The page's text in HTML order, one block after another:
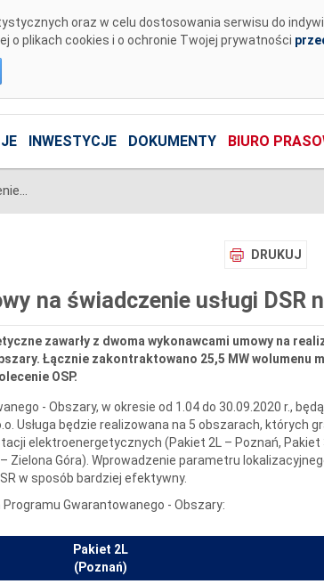
oraz w celu dostosowania serwisu do
o plikach cookies i o ochronie Twojej prywatności
INWESTYCJE DOKUMENTY BIURO
PSE zawarły kolejne umowy na świadczenie usługi DSR na 2020 rok
DRUKUJ
na świadczenie usługi DSR
zawarły z dwoma wykonawcami umowy na
Łącznie zakontraktowano 25,5 MW wolumenu
OSP.
- Obszary, w okresie od 1.04 do 30.09.2020 r.,
Usługa będzie realizowana na 5 obszarach, których
elektroenergetycznych (Pakiet 2L – Poznań, Pakiet
Zielona Góra). Wprowadzenie parametru
w sposób bardziej efektywny.
Gwarantowanego - Obszary:
Pakiet 2L
(Poznań)